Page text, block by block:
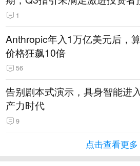
1
Anthropic年入1万亿美元后，
价格狂飙10倍
56
告别剧本式演示，具身智能进
产力时代
9
点击查看更多